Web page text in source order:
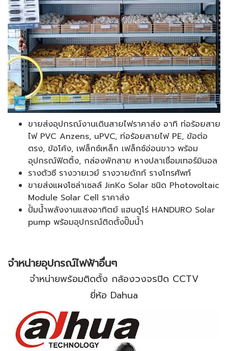
ขายส่งอุปกรณ์งานเดินสายไฟราคาส่ง อาทิ ท่อร้อยสาย
ไฟ PVC Anzens, uPVC, ท่อร้อยสายไฟ PE, ข้อต่อ
ตรง, ข้อโค้ง, เฟล็กซ์เหล็ก เฟล็กซ์อ่อนขาว พร้อม
อุปกรณ์ฟิตติ้ง, กล่องพักสาย หางปลาเชื่อมเทอร์มินอล
รางตัวซี รางวายเวย์ รางวายดักท์ รางโทรศัพท์
ขายส่งแผงโซล่าเซลล์ JinKo Solar ชนิด Photovoltaic
Module Solar Cell ราคาส่ง
ปั้มน้ำพลังงานแสงอาทิตย์ แฮนดูโร่ HANDURO Solar
pump พร้อมอุปกรณ์ติดตั้งปั๊มน้ำ
จำหน่ายอุปกรณ์ไฟฟ้าอื่นๆ
จำหน่ายพร้อมติดตั้ง กล้องวงจรปิด CCTV
ยี่ห้อ Dahua